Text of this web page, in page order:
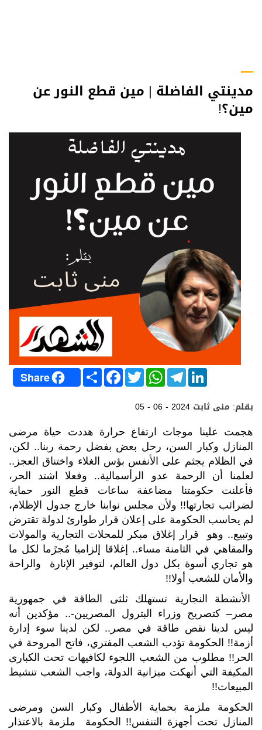
مدينتي الفاضلة | مين قطع النور عن
مين؟!
Share S
h
a
F
a
c
o
k
T
w
i
t
t
r
W
h
a
s
p
p
T
e
l
e
g
a
m
L
i
n
k
e
I
n
05 - 06 - 2024 بقلم: منى ثابت
هجمت علينا موجات ارتفاع حرارة هددت حياة مرضى
المنازل وكبار السن، رحل بعض بفضل رحمة ربنا.. لكن،
في الظلام يجثم على الأنفس بؤس الغلاء واختناق العجز..
لعلمنا أن الرحمة عدو الرأسمالية.. وفعلا اشتد الحر،
فأعلنت حكومتنا مضاعفة ساعات قطع النور حماية
لضرائب تجارتها!! ولأن مجلس نوابنا خارج جدول الإظلام،
لم يحاسب الحكومة على إعلان قرار طوارئ لدولة تقترض
وتبيع.. وهو قرار إغلاق مبكر للمحلات التجارية والمولات
والمقاهي في الثامنة مساء.. إغلاقا إلزاميا مُجرًما لكل ما
هو تجاري أسوة بكل دول العالم، لتوفير الإنارة والراحة
والأمان للشعب أولا!!
الأنشطة النجارية تستهلك ثلثى الطاقة في جمهورية
مصر– كتصريح وزراء البترول المصريين-.. مؤكدين أنه
ليس لدينا نقص طاقة في مصر.. لكن لدينا سوء إدارة
أزمة!! الحكومة تؤدب الشعب المفتري، فاتح المروحة في
الحر!! مطلوب من الشعب اللجوء لكافيهات تحت الكبارى
المكيفة التي أنهكت ميزانية الدولة، واجب الشعب تنشيط
المبيعات!!
الحكومة ملزمة بحماية الأطفال وكبار السن ومرضى
المنازل تحت أجهزة التنفس!! الحكومة ملزمة بالاعتذار